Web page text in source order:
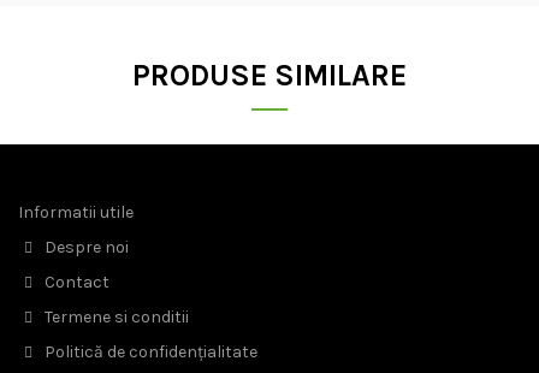
PRODUSE SIMILARE
Informatii utile
Despre noi
Contact
Termene si conditii
Politică de confidențialitate